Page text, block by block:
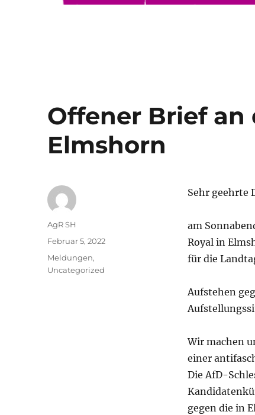
Offener Brief an
Elmshorn
Sehr geehrte
am
Royal in
für die
Aufstehen
Wir machen
einer
Die AfD-
gegen die in
Autor
AgR SH
Veröffentlicht
am
Februar 5, 2022
Kategorien
Meldungen,
Uncategorized